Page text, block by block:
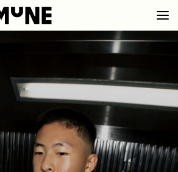
LA CARTE
CHEFS
PROG’
CONVIVIAL